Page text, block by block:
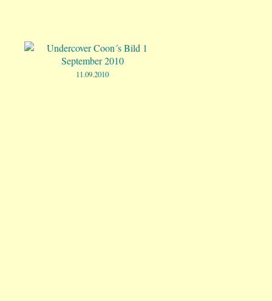
11.09.2010